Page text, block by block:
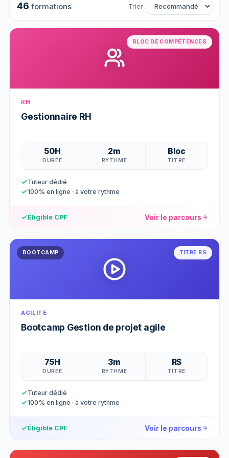
46 formations Trier :
BLOC DE COMPÉTENCES
RH
Gestionnaire RH
50H
DURÉE
2m
RYTHME
Bloc
TITRE
Tuteur dédié
100% en ligne · à votre rythme
Éligible CPF Voir le parcours
BOOTCAMP TITRE RS
AGILITÉ
Bootcamp Gestion de projet agile
75H
DURÉE
3m
RYTHME
RS
TITRE
Tuteur dédié
100% en ligne · à votre rythme
Éligible CPF Voir le parcours